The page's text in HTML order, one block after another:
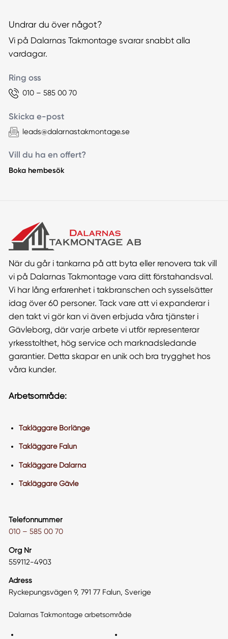
Undrar du över något?
Vi på Dalarnas Takmontage svarar snabbt alla
vardagar.
Ring oss
010 – 585 00 70
Skicka e-post
leads@dalarnastakmontage.se
Vill du ha en offert?
Boka hembesök
När du går i tankarna på att byta eller renovera tak vill
vi på Dalarnas Takmontage vara ditt förstahandsval.
Vi har lång erfarenhet i takbranschen och sysselsätter
idag över 60 personer. Tack vare att vi expanderar i
den takt vi gör kan vi även erbjuda våra tjänster i
Gävleborg, där varje arbete vi utför representerar
yrkesstolthet, hög service och marknadsledande
garantier. Detta skapar en unik och bra trygghet hos
våra kunder.
Arbetsområde:
Takläggare Borlänge
Takläggare Falun
Takläggare Dalarna
Takläggare Gävle
Telefonnummer
010 – 585 00 70
Org Nr
559112-4903
Adress
Ryckepungsvägen 9, 791 77 Falun, Sverige
Dalarnas Takmontage arbetsområde